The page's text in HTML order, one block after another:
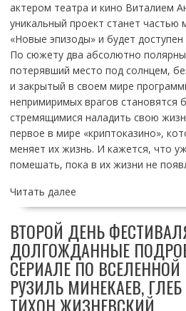
актером театра и кино Виталием
уникальный проект станет
«Новые эпизоды» и будет
По сюжету два абсолютно
потерявший место под солнцем,
и закрытый в своем мире
непримиримых врагов становятся
стремящимися наладить свою
первое в мире «криптоказино»,
меняет их жизнь. И кажется, что
помешать, пока в их жизни не
Читать далее
ВТОРОЙ ДЕНЬ
ДОЛГОЖДАННЫЕ
СЕРИАЛЕ ПО
РУЗИЛЬ МИНЕКАЕВ,
ТИХОН ЖИЗНЕВСКИЙ